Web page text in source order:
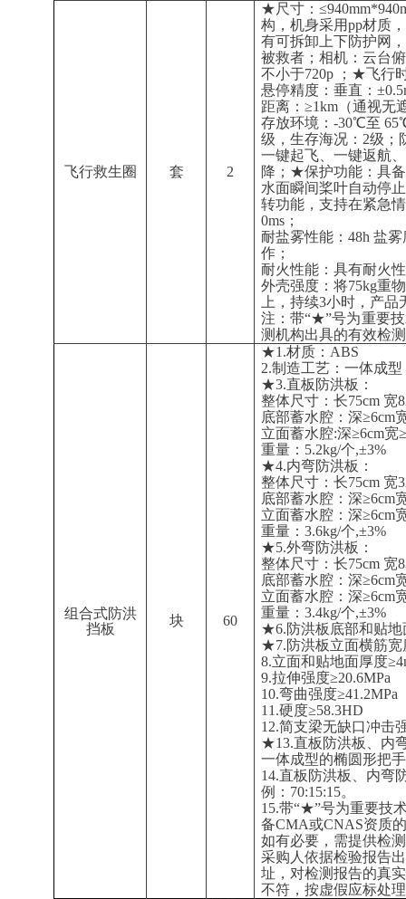
飞行救生圈 套 2
★尺寸：
构，机身采用pp材质
有可拆卸上下防护网
被救者；相机：云台
不小于720p ；★飞行
悬停精度：垂直：
距离：≥1km（通视无
存放环境：-30℃至
级，生存海况：2级；
一键起飞、一键返航
降；★保护功能：具
水面瞬间桨叶自动停
转功能，支持在紧急
0ms；
耐盐雾性能：48h 盐
作；
耐火性能：具有耐火
外壳强度：将75kg重
上，持续3小时，产
注：带“★”号为重要
测机构出具的有效检
组合式防洪
挡板
块 60
★1.材质：ABS
2.制造工艺：一体成型
★3.直板防洪板：
整体尺寸：长75cm 宽
底部蓄水腔：深≥6cm
立面蓄水腔:深≥6cm宽
重量：5.2kg/个,±3%
★4.内弯防洪板：
整体尺寸：长75cm 宽
底部蓄水腔：深≥6cm
立面蓄水腔：深≥6cm
重量：3.6kg/个,±3%
★5.外弯防洪板：
整体尺寸：长75cm 宽
底部蓄水腔：深≥6cm
立面蓄水腔：深≥6cm
重量：3.4kg/个,±3%
★6.防洪板底部和贴地
★7.防洪板立面横筋宽
8.立面和贴地面厚度
9.拉伸强度≥20.6MPa
10.弯曲强度≥41.2MPa
11.硬度≥58.3HD
12.简支梁无缺口冲击
★13.直板防洪板、内
一体成型的椭圆形把
14.直板防洪板、内弯
例： 70:15:15。
15.带“★”号为重要技
备CMA或CNAS资质
如有必要，需提供检
采购人依据检验报告
址，对检测报告的真
不符，按虚假应标处